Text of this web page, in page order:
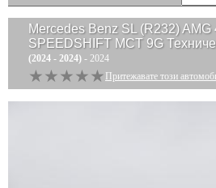
Mercedes Benz SL (R232) AMG
SPEEDSHIFT MCT 9G
(2024 - 2024) - 2024
★★★★★
★★★★★ Притежавате този